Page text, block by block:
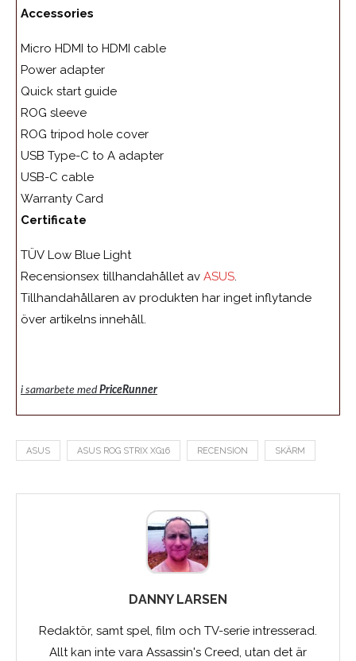
Accessories
Micro HDMI to HDMI cable
Power adapter
Quick start guide
ROG sleeve
ROG tripod hole cover
USB Type-C to A adapter
USB-C cable
Warranty Card
Certificate
TÜV Low Blue Light
Recensionsex tillhandahållet av ASUS.
Tillhandahållaren av produkten har inget inflytande
över artikelns innehåll.
i samarbete med PriceRunner
ASUS ASUS ROG STRIX XG16 RECENSION SKÄRM
DANNY LARSEN
Redaktör, samt spel, film och TV-serie intresserad.
Allt kan inte vara Assassin's Creed, utan det är